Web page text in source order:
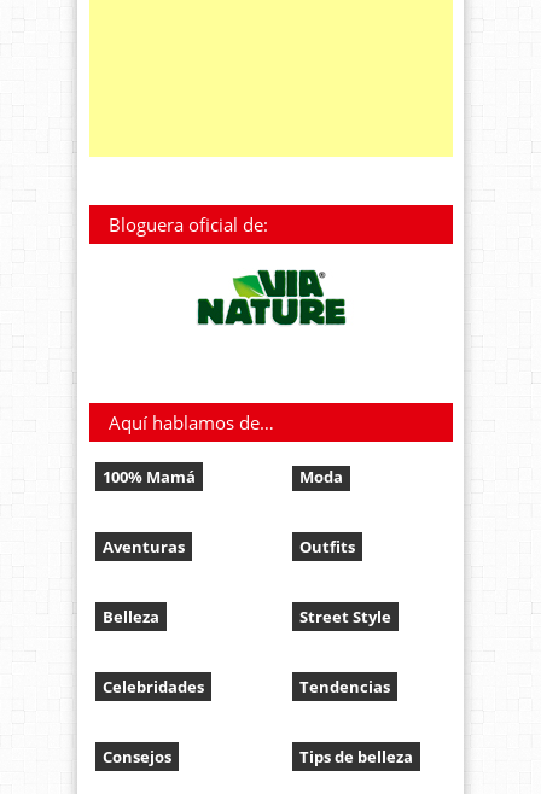
Bloguera oficial de:
Aquí hablamos de…
100% Mamá
Aventuras
Belleza
Celebridades
Consejos
Moda
Outfits
Street Style
Tendencias
Tips de belleza